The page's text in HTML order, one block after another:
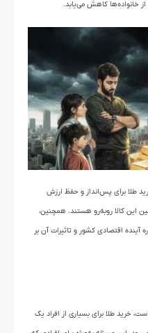
خانواده‌ها کاهش می‌یابد.
طلا برای پس‌انداز و حفظ ارزش
این کالا روبه‌رو هستند. همچنین،
آینده اقتصادی کشور و تاثیرات آن بر
خرید طلا برای بسیاری از افراد یک